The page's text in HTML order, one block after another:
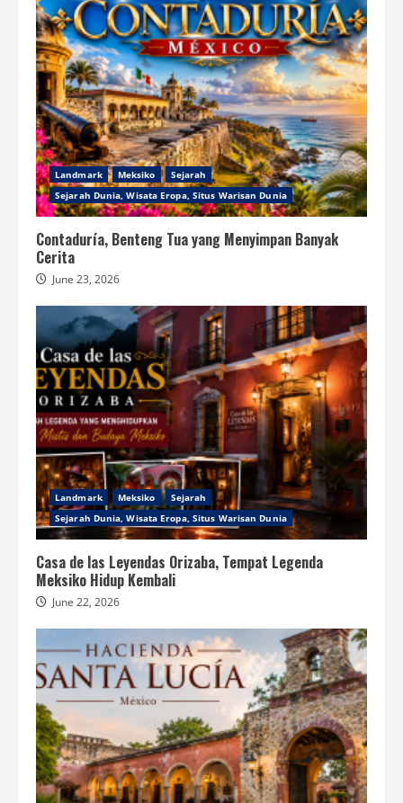
Landmark Meksiko
Sejarah
Sejarah Dunia, Wisata Eropa, Situs Warisan Dunia
Contaduría, Benteng Tua yang Menyimpan Banyak
Cerita
June 23, 2026
Landmark Meksiko
Sejarah
Sejarah Dunia, Wisata Eropa, Situs Warisan Dunia
Casa de las Leyendas Orizaba, Tempat Legenda
Meksiko Hidup Kembali
June 22, 2026